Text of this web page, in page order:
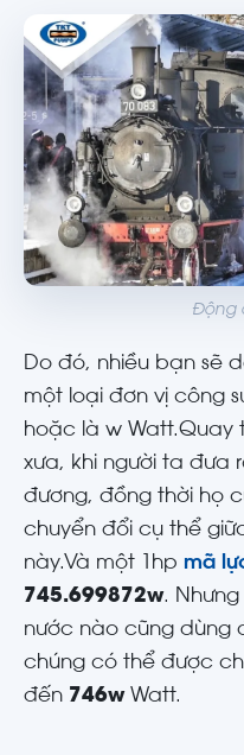
Động
Do đó, nhiều bạn sẽ
một loại đơn vị công
hoặc là w Watt.Quay
xưa, khi người ta đưa
đương, đồng thời họ
chuyển đổi cụ thể
này.Và một 1hp mã
745.699872w.
nước nào cũng dùng
chúng có thể được
đến 746wWatt.